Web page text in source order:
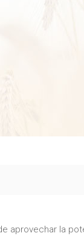
aprovechar la